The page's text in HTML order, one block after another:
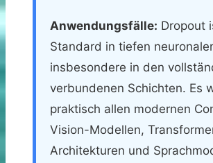
Anwendungsfälle: Dropout
Standard in tiefen
insbesondere in den
verbundenen Schichten. Es
praktisch allen modernen
Vision-Modellen,
Architekturen und